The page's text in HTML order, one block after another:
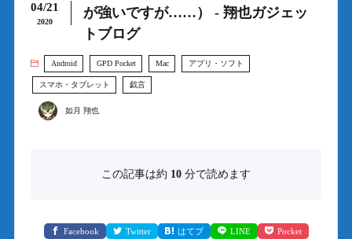
04/21
2020
が強いですが……） - 翔也ガジェッ
トブログ
Android GPD Pocket Mac アプリ・ソフト
スマホ・タブレット 戯言
如月 翔也
この記事は約 10 分で読めます
Facebook Twitter はてブ LINE Pocket